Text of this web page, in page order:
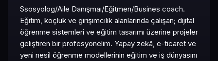
Ssosyolog/Aile Danışmaı/Eğitmen/Busines coach.
Eğitim, koçluk ve girişimcilik alanlarında çalışan; dijital
öğrenme sistemleri ve eğitim tasarımı üzerine projeler
geliştiren bir profesyonelim. Yapay zekâ, e-ticaret ve
yeni nesil öğrenme modellerinin eğitim ve iş dünyasını